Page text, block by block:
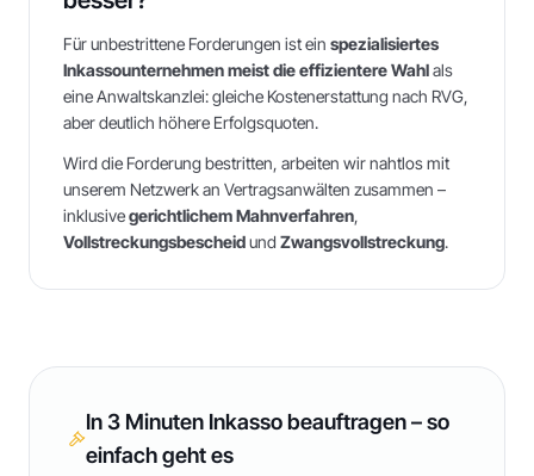
Für unbestrittene Forderungen ist ein spezialisiertes
Inkassounternehmen meist die effizientere Wahlals
eine Anwaltskanzlei: gleiche Kostenerstattung nach RVG,
aber deutlich höhere Erfolgsquoten.
Wird die Forderung bestritten, arbeiten wir nahtlos mit
unserem Netzwerk an Vertragsanwälten zusammen –
inklusivegerichtlichem Mahnverfahren,
Vollstreckungsbescheidund Zwangsvollstreckung.
In 3 Minuten Inkasso beauftragen – so
einfach geht es